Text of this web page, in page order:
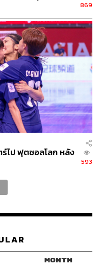
กีฬาฟุตซอล
869
ไป ฟุตซอลโลก หลัง
593
MONTH